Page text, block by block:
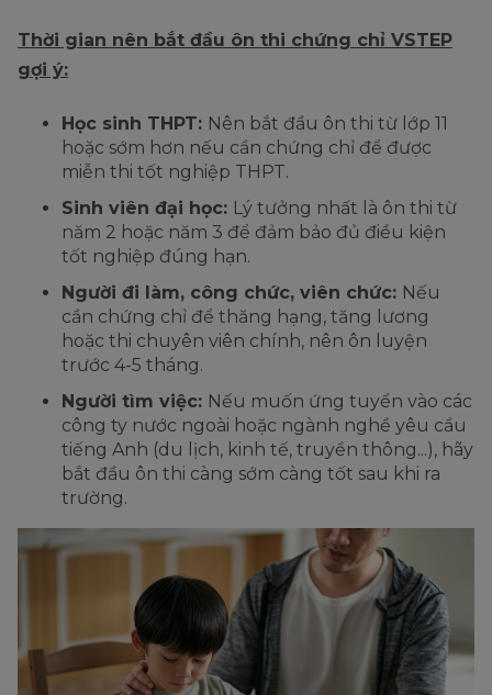
Thời gian nên bắt đầu ôn thi chứng chỉ VSTEP
gợi ý:
Học sinh THPT: Nên bắt đầu ôn thi từ lớp 11
hoặc sớm hơn nếu cần chứng chỉ để được
miễn thi tốt nghiệp THPT.
Sinh viên đại học: Lý tưởng nhất là ôn thi từ
năm 2 hoặc năm 3 để đảm bảo đủ điều kiện
tốt nghiệp đúng hạn.
Người đi làm, công chức, viên chức: Nếu
cần chứng chỉ để thăng hạng, tăng lương
hoặc thi chuyên viên chính, nên ôn luyện
trước 4-5 tháng.
Người tìm việc: Nếu muốn ứng tuyển vào các
công ty nước ngoài hoặc ngành nghề yêu cầu
tiếng Anh (du lịch, kinh tế, truyền thông...), hãy
bắt đầu ôn thi càng sớm càng tốt sau khi ra
trường.